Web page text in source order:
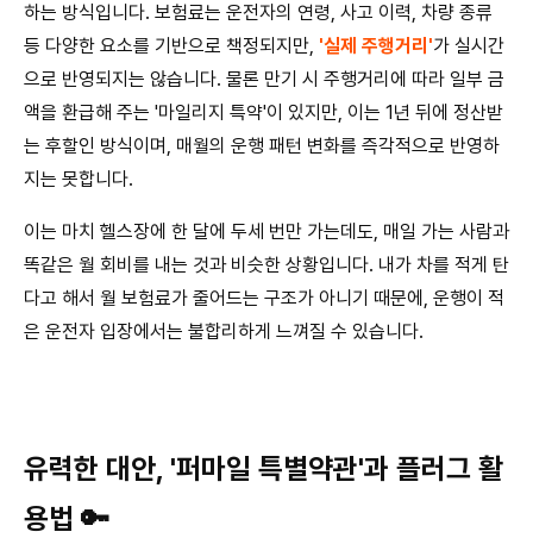
하는 방식입니다. 보험료는 운전자의 연령, 사고 이력, 차량 종류
등 다양한 요소를 기반으로 책정되지만, '실제 주행거리'가 실시간
으로 반영되지는 않습니다. 물론 만기 시 주행거리에 따라 일부 금
액을 환급해 주는 '마일리지 특약'이 있지만, 이는 1년 뒤에 정산받
는 후할인 방식이며, 매월의 운행 패턴 변화를 즉각적으로 반영하
지는 못합니다.
이는 마치 헬스장에 한 달에 두세 번만 가는데도, 매일 가는 사람과
똑같은 월 회비를 내는 것과 비슷한 상황입니다. 내가 차를 적게 탄
다고 해서 월 보험료가 줄어드는 구조가 아니기 때문에, 운행이 적
은 운전자 입장에서는 불합리하게 느껴질 수 있습니다.
유력한 대안, '퍼마일 특별약관'과 플러그 활
용법 🔑